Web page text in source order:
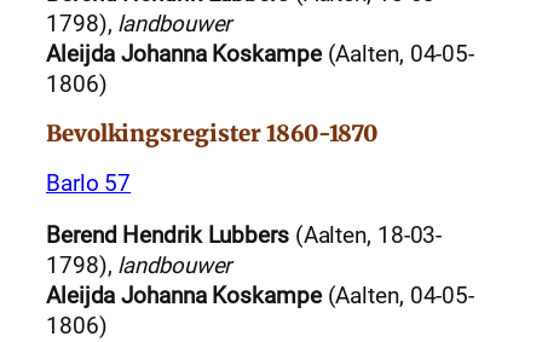
1798), landbouwer
Aleijda Johanna Koskampe(Aalten, 04-05-
1806)
Bevolkingsregister 1860-1870
Barlo 57
Berend Hendrik Lubbers(Aalten, 18-03-
1798), landbouwer
Aleijda Johanna Koskampe(Aalten, 04-05-
1806)